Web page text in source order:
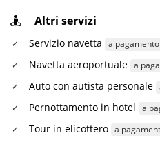
Altri servizi
Servizio navetta a pagamento
Navetta aeroportuale a
Auto con autista personale
Pernottamento in hotel a
Tour in elicottero a